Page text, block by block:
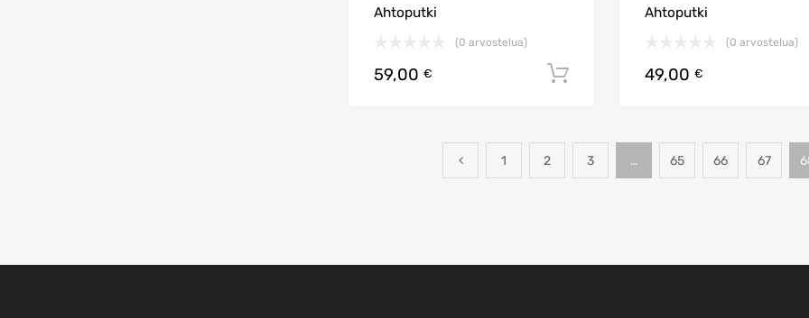
Ahtoputki
(0 arvostelua)
59,00 € Lisää ostoskoriin
Ahtoputki
(0 arvostelua)
49,00 €
1 2 3 … 65 66 67